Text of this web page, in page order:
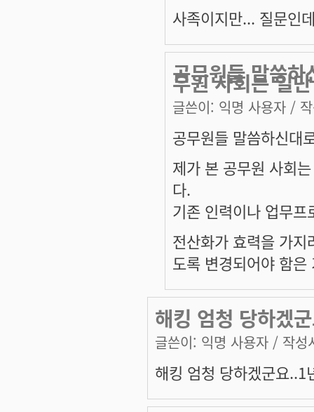
사족이지만... 질문인
공무원들 말씀
무원 사회는 일단
글쓴이: 익명 사용자 /
공무원들 말씀하신대
제가 본 공무원 사회
다.
기존 인력이나 업무
전산화가 효력을 가
도록 변경되어야 함
해킹 엄청 당하겠
글쓴이: 익명 사용자 / 작성
해킹 엄청 당하겠군요